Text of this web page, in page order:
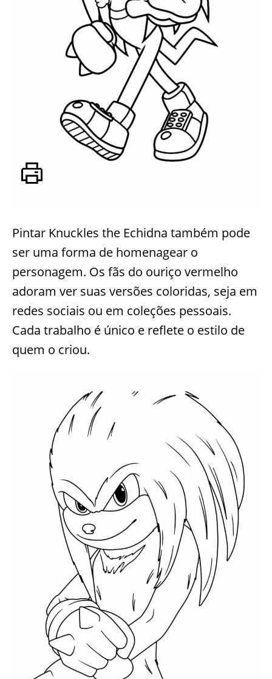
Pintar Knuckles the Echidna também pode
ser uma forma de homenagear o
personagem. Os fãs do ouriço vermelho
adoram ver suas versões coloridas, seja em
redes sociais ou em coleções pessoais.
Cada trabalho é único e reflete o estilo de
quem o criou.